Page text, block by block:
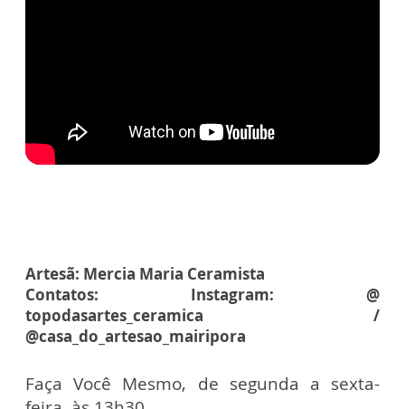
Artesã: Mercia Maria Ceramista
Contatos: Instagram: @
topodasartes_ceramica /
@casa_do_artesao_mairipora
Faça Você Mesmo, de segunda a sexta-